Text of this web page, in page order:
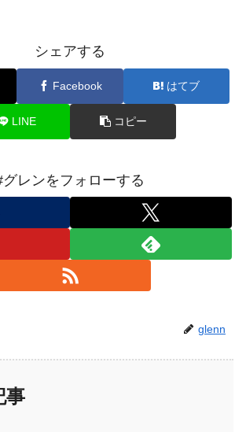
シェアする
Facebook はてブ
LINE コピー
グレンをフォローする
glenn
事